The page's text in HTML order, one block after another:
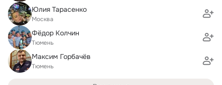
Юлия Тарасенко
Москва
Фёдор Колчин
Тюмень
Максим Горбачёв
Тюмень